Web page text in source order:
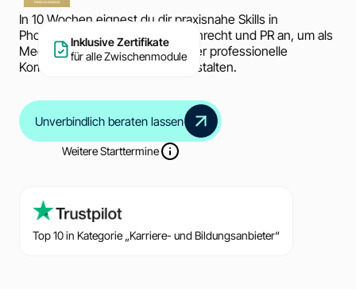
Inklusive Zertifikate
für alle Zwischenmodule
In 10 Wochen eignest du dir praxisnahe Skills in
Photoshop, Grafikdesign, Medienrecht und PR an, um als
Media & Communication Designer professionelle
Kommunikationslösungen zu gestalten.
Unverbindlich beraten lassen
Weitere Starttermine
Top 10 in Kategorie „Karriere- und Bildungsanbieter“